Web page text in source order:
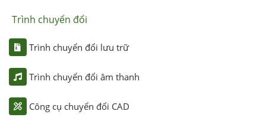
Trình chuyển đổi
Trình chuyển đổi lưu trữ
Trình chuyển đổi âm thanh
Công cụ chuyển đổi CAD